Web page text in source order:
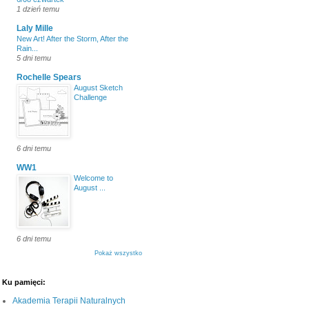
1 dzień temu
Laly Mille
New Art! After the Storm, After the
Rain...
5 dni temu
Rochelle Spears
August Sketch
Challenge
6 dni temu
WW1
Welcome to
August ...
6 dni temu
Pokaż wszystko
Ku pamięci:
Akademia Terapii Naturalnych